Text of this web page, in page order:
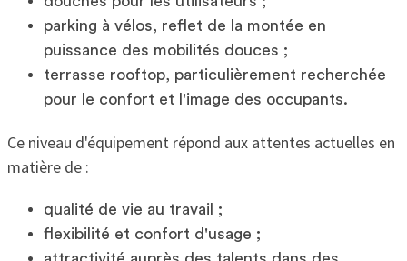
parking à vélos, reflet de la montée en
puissance des mobilités douces ;
terrasse rooftop, particulièrement recherchée
pour le confort et l'image des occupants.
Ce niveau d'équipement répond aux attentes actuelles en
matière de :
qualité de vie au travail ;
flexibilité et confort d'usage ;